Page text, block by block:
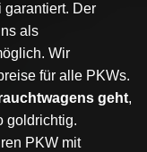
garantiert. Der
als
Wir
für alle PKWs.
geht,
goldrichtig.
PKW mit